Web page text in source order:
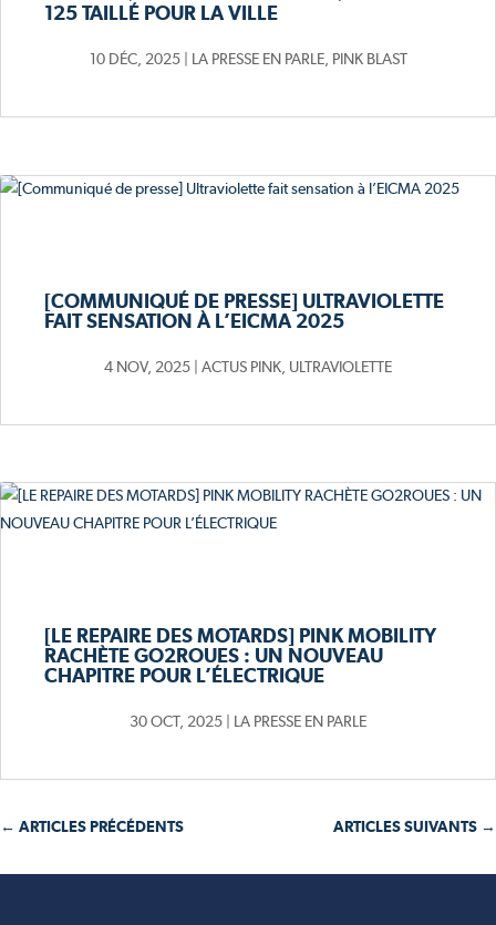
125 TAILLÉ POUR LA VILLE
10 DÉC, 2025| LA PRESSE EN PARLE, PINK BLAST
[COMMUNIQUÉ DE PRESSE] ULTRAVIOLETTE
FAIT SENSATION À L’EICMA 2025
4 NOV, 2025 ACTUS PINK ULTRAVIOLETTE
[LE REPAIRE DES MOTARDS] PINK MOBILITY
RACHÈTE GO2ROUES : UN NOUVEAU
CHAPITRE POUR L’ÉLECTRIQUE
30 OCT, 2025 LA PRESSE EN PARLE
← ARTICLES PRÉCÉDENTS ARTICLES SUIVANTS →